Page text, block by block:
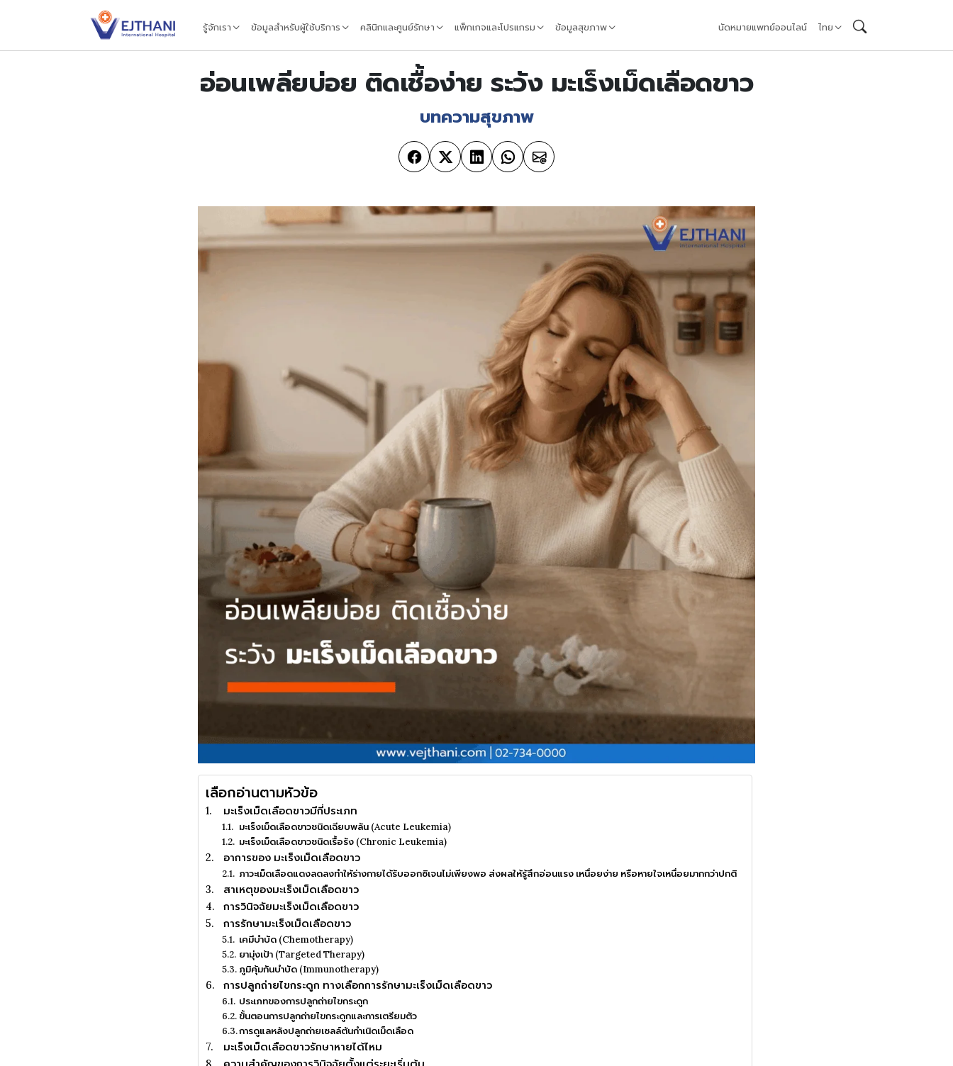
รู้จักเรา ข้อมูลสำหรับผู้ใช้บริการ คลินิกและศูนย์รักษา แพ็กเกจและโปรแกรม ข้อมูลสุขภาพ นัดหมายแพทย์ออนไลน์ ไทย
อ่อนเพลียบ่อย ติดเชื้อง่าย ระวัง มะเร็งเม็ดเลือดขาว
บทความสุขภาพ
เลือกอ่านตามหัวข้อ
มะเร็งเม็ดเลือดขาวมีกี่ประเภท
มะเร็งเม็ดเลือดขาวชนิดเฉียบพลัน (Acute Leukemia)
มะเร็งเม็ดเลือดขาวชนิดเรื้อรัง (Chronic Leukemia)
อาการของ มะเร็งเม็ดเลือดขาว
ภาวะเม็ดเลือดแดงลดลงทำให้ร่างกายได้รับออกซิเจนไม่เพียงพอ ส่งผลให้รู้สึกอ่อนแรง เหนื่อยง่าย หรือหายใจเหนื่อยมากกว่าปกติ
สาเหตุของมะเร็งเม็ดเลือดขาว
การวินิจฉัยมะเร็งเม็ดเลือดขาว
การรักษามะเร็งเม็ดเลือดขาว
เคมีบำบัด (Chemotherapy)
ยามุ่งเป้า (Targeted Therapy)
ภูมิคุ้มกันบำบัด (Immunotherapy)
การปลูกถ่ายไขกระดูก ทางเลือกการรักษามะเร็งเม็ดเลือดขาว
ประเภทของการปลูกถ่ายไขกระดูก
ขั้นตอนการปลูกถ่ายไขกระดูกและการเตรียมตัว
การดูแลหลังปลูกถ่ายเซลล์ต้นกำเนิดเม็ดเลือด
มะเร็งเม็ดเลือดขาวรักษาหายได้ไหม